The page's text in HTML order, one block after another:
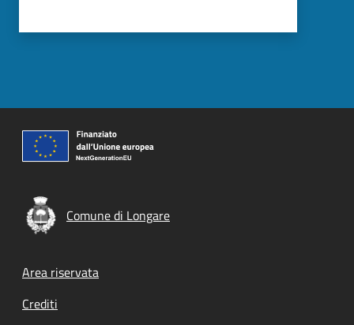
Comune di Longare
Footer menu
Area riservata
Crediti